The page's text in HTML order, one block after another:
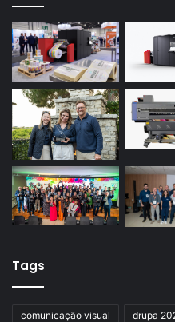
Tags
comunicação visual drupa